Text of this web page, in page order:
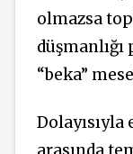
olmazsa
“beka”